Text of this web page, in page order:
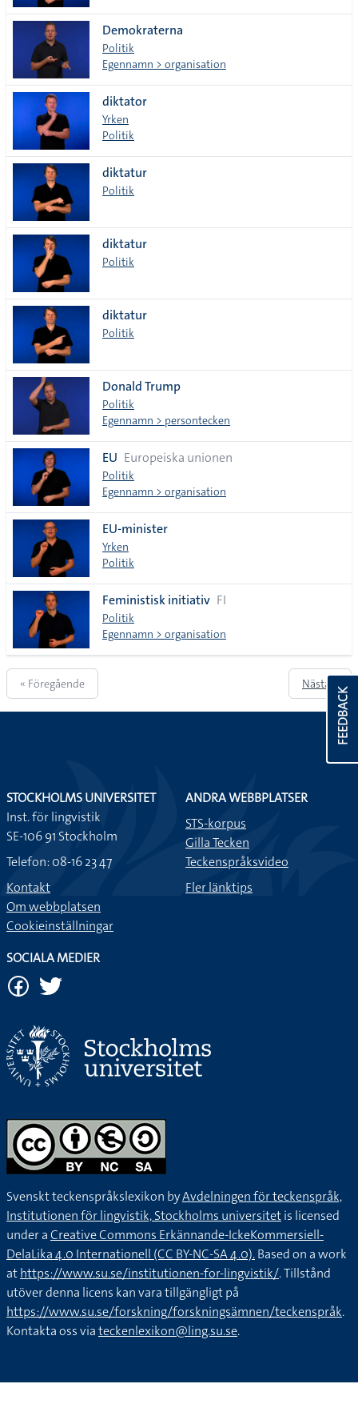
Demokraterna
Politik
Egennamn > organisation
diktator
Yrken
Politik
diktatur
Politik
diktatur
Politik
diktatur
Politik
Donald Trump
Politik
Egennamn > persontecken
EU Europeiska unionen
Politik
Egennamn > organisation
EU-minister
Yrken
Politik
Feministisk initiativ FI
Politik
Egennamn > organisation
« Föregående Nästa »
FEEDBACK
STOCKHOLMS UNIVERSITET
Inst. för lingvistik
SE-106 91 Stockholm
Telefon: 08-16 23 47
Kontakt
Om webbplatsen
Cookieinställningar
ANDRA WEBBPLATSER
STS-korpus
Gilla Tecken
Teckenspråksvideo
Fler länktips
SOCIALA MEDIER
Svenskt teckenspråkslexikon byAvdelningen för teckenspråk,
Institutionen för lingvistik, Stockholms universitetis licensed
under aCreative Commons Erkännande-IckeKommersiell-
DelaLika 4.0 Internationell (CC BY-NC-SA 4.0).Based on a work
athttps://www.su.se/institutionen-for-lingvistik/. Tillstånd
utöver denna licens kan vara tillgängligt på
https://www.su.se/forskning/forskningsämnen/teckenspråk.
Kontakta oss viateckenlexikon@ling.su.se.